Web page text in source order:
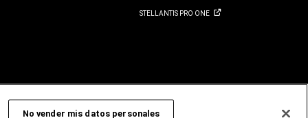
STELLANTIS PRO ONE
No vender mis datos personales